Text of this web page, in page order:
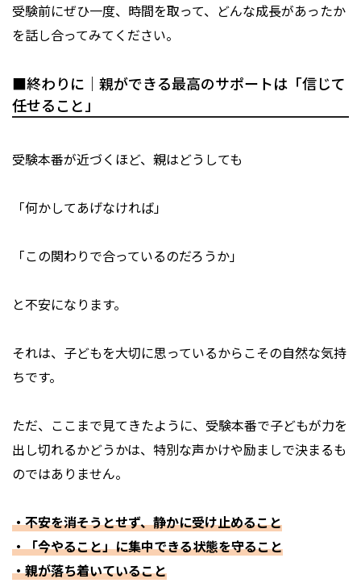
受験前にぜひ一度、時間を取って、どんな成長があったか
を話し合ってみてください。
■終わりに｜親ができる最高のサポートは「信じて
任せること」
受験本番が近づくほど、親はどうしても
「何かしてあげなければ」
「この関わりで合っているのだろうか」
と不安になります。
それは、子どもを大切に思っているからこその自然な気持
ちです。
ただ、ここまで見てきたように、受験本番で子どもが力を
出し切れるかどうかは、特別な声かけや励ましで決まるも
のではありません。
・不安を消そうとせず、静かに受け止めること
・「今やること」に集中できる状態を守ること
・親が落ち着いていること